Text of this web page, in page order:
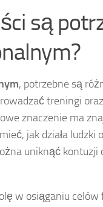
są
, potrzebne są
treningi
znaczenie ma
jak działa ludzki
uniknąć kontuzji
w osiąganiu